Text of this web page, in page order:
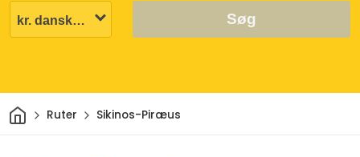
Søg
HjemRuter Sikinos-Piræus